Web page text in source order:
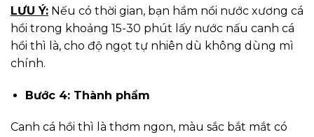
LƯU Ý: Nếu có thời gian, bạn hầm nồi nước xương cá
hồi trong khoảng 15-30 phút lấy nước nấu canh cá
hồi thì là, cho độ ngọt tự nhiên dù không dùng mì
chính.
Bước 4: Thành phẩm
Canh cá hồi thì là thơm ngon, màu sắc bắt mắt có